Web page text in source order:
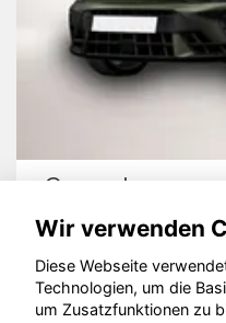
Cupra Leon
©
Wir verwenden
Diese Webseite
Technologien, um die
um Zusatzfunktionen zu